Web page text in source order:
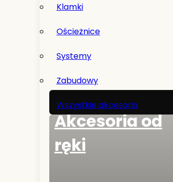
Klamki
Ościeżnice
Systemy
Zabudowy
Wszystkie akcesoria
Akcesoria od
ręki